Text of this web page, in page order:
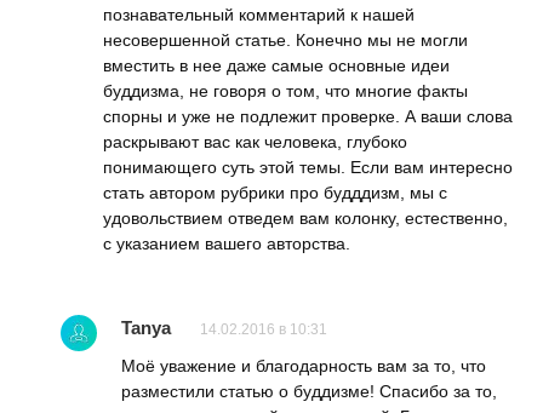
познавательный комментарий к нашей
несовершенной статье. Конечно мы не могли
вместить в нее даже самые основные идеи
буддизма, не говоря о том, что многие факты
спорны и уже не подлежит проверке. А ваши слова
раскрывают вас как человека, глубоко
понимающего суть этой темы. Если вам интересно
стать автором рубрики про будддизм, мы с
удовольствием отведем вам колонку, естественно,
с указанием вашего авторства.
Tanya 14.02.2016 в 10:31
Моё уважение и благодарность вам за то, что
разместили статью о буддизме! Спасибо за то,